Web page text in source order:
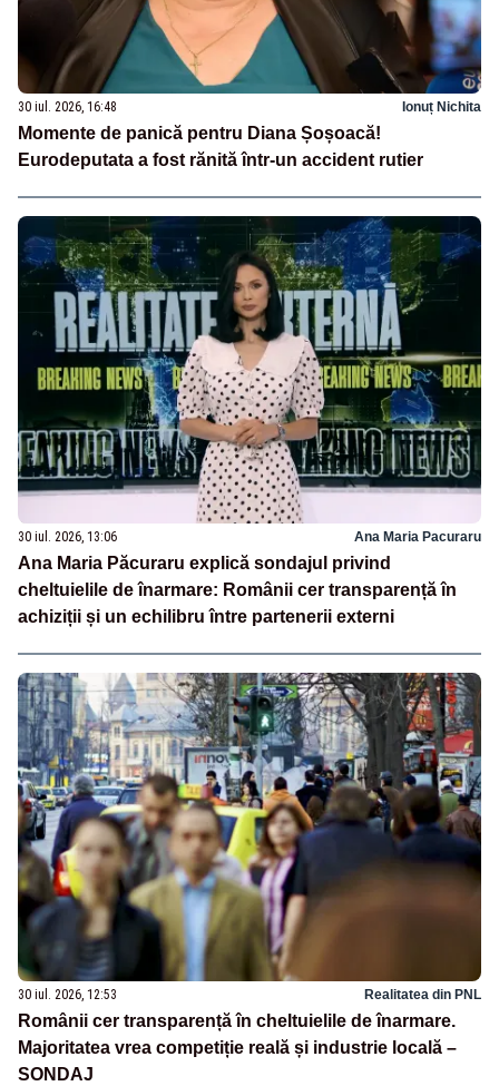
30 iul. 2026, 16:48 Ionuț Nichita
Momente de panică pentru Diana Șoșoacă!
Eurodeputata a fost rănită într-un accident rutier
30 iul. 2026, 13:06 Ana Maria Pacuraru
Ana Maria Păcuraru explică sondajul privind
cheltuielile de înarmare: Românii cer transparență în
achiziții și un echilibru între partenerii externi
30 iul. 2026, 12:53 Realitatea din PNL
Românii cer transparență în cheltuielile de înarmare.
Majoritatea vrea competiție reală și industrie locală –
SONDAJ